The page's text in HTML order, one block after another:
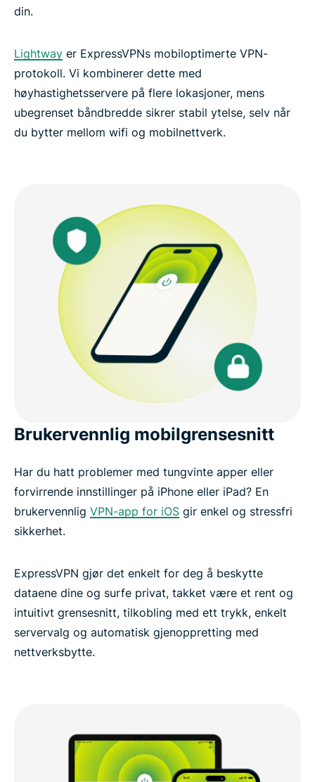
din.
Lightway er ExpressVPNs mobiloptimerte VPN-
protokoll. Vi kombinerer dette med
høyhastighetsservere på flere lokasjoner, mens
ubegrenset båndbredde sikrer stabil ytelse, selv når
du bytter mellom wifi og mobilnettverk.
Brukervennlig mobilgrensesnitt
Har du hatt problemer med tungvinte apper eller
forvirrende innstillinger på iPhone eller iPad? En
brukervennlig VPN-app for iOS gir enkel og stressfri
sikkerhet.
ExpressVPN gjør det enkelt for deg å beskytte
dataene dine og surfe privat, takket være et rent og
intuitivt grensesnitt, tilkobling med ett trykk, enkelt
servervalg og automatisk gjenoppretting med
nettverksbytte.